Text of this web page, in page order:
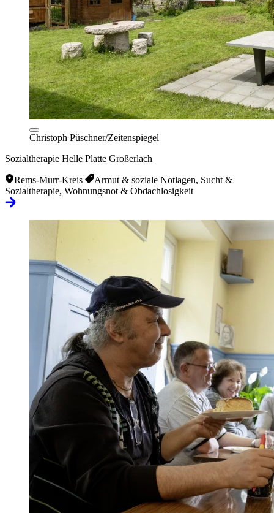
Christoph Püschner/Zeitenspiegel
Sozialtherapie Helle Platte Großerlach
Rems-Murr-Kreis
Armut & soziale Notlagen, Sucht &
Sozialtherapie, Wohnungsnot & Obdachlosigkeit